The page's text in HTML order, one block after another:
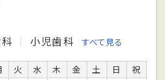
小児歯科 すべて見る
火 水 木 金 土 日
祝